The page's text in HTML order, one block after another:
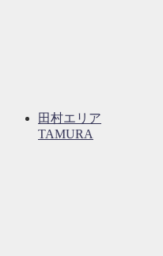
田村エリア
TAMURA